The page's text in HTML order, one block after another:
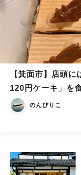
【箕面市】店頭
120円ケーキ」を
のんびりこ